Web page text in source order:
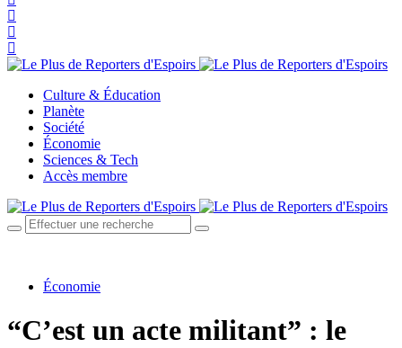
Culture & Éducation
Planète
Société
Économie
Sciences & Tech
Accès membre
Économie
“C’est un acte militant” : le